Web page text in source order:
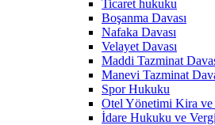
Ticaret hukuku
Boşanma Davası
Nafaka Davası
Velayet Davası
Maddi Tazminat
Manevi Tazminat
Spor Hukuku
Otel Yönetimi Kira ve
İdare Hukuku ve